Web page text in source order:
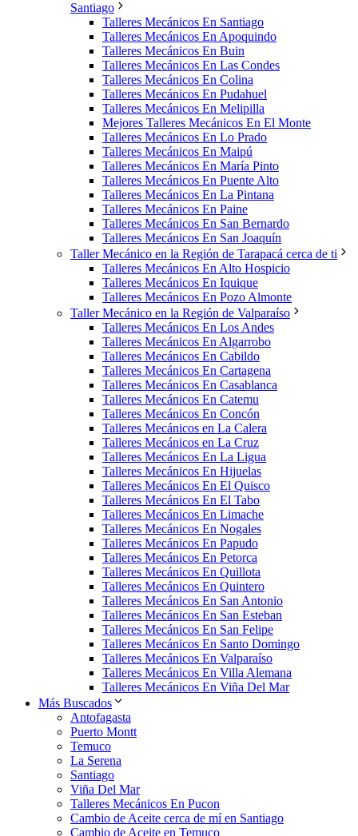
Santiago
Talleres Mecánicos En Santiago
Talleres Mecánicos En Apoquindo
Talleres Mecánicos En Buin
Talleres Mecánicos En Las Condes
Talleres Mecánicos En Colina
Talleres Mecánicos En Pudahuel
Talleres Mecánicos En Melipilla
Mejores Talleres Mecánicos En El Monte
Talleres Mecánicos En Lo Prado
Talleres Mecánicos En Maipú
Talleres Mecánicos En María Pinto
Talleres Mecánicos En Puente Alto
Talleres Mecánicos En La Pintana
Talleres Mecánicos En Paine
Talleres Mecánicos En San Bernardo
Talleres Mecánicos En San Joaquín
Taller Mecánico en la Región de Tarapacá cerca de ti
Talleres Mecánicos En Alto Hospicio
Talleres Mecánicos En Iquique
Talleres Mecánicos En Pozo Almonte
Taller Mecánico en la Región de Valparaíso
Talleres Mecánicos En Los Andes
Talleres Mecánicos En Algarrobo
Talleres Mecánicos En Cabildo
Talleres Mecánicos En Cartagena
Talleres Mecánicos En Casablanca
Talleres Mecánicos En Catemu
Talleres Mecánicos En Concón
Talleres Mecánicos en La Calera
Talleres Mecánicos en La Cruz
Talleres Mecánicos En La Ligua
Talleres Mecánicos En Hijuelas
Talleres Mecánicos En El Quisco
Talleres Mecánicos En El Tabo
Talleres Mecánicos En Limache
Talleres Mecánicos En Nogales
Talleres Mecánicos En Papudo
Talleres Mecánicos En Petorca
Talleres Mecánicos En Quillota
Talleres Mecánicos En Quintero
Talleres Mecánicos En San Antonio
Talleres Mecánicos En San Esteban
Talleres Mecánicos En San Felipe
Talleres Mecánicos En Santo Domingo
Talleres Mecánicos En Valparaíso
Talleres Mecánicos En Villa Alemana
Talleres Mecánicos En Viña Del Mar
Más Buscados
Antofagasta
Puerto Montt
Temuco
La Serena
Santiago
Viña Del Mar
Talleres Mecánicos En Pucon
Cambio de Aceite cerca de mí en Santiago
Cambio de Aceite en Temuco